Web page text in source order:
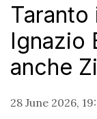
Ignazio
anche
28 June 2026,